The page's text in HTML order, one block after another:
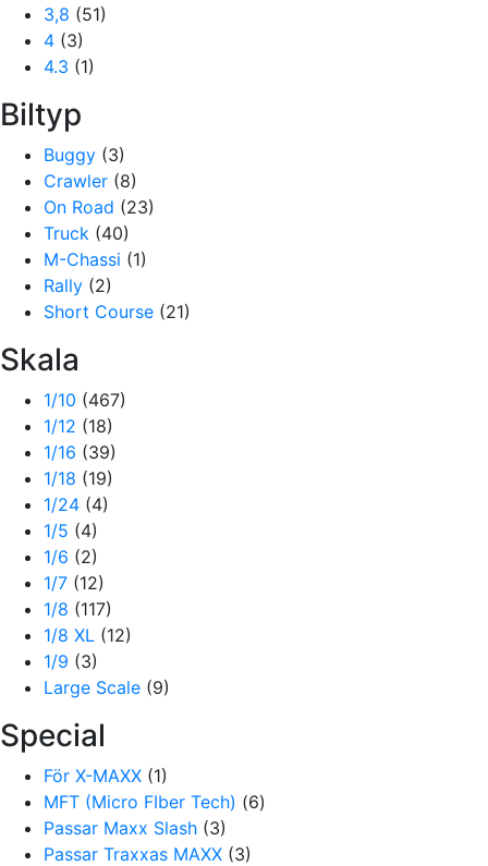
3,8 (51)
4 (3)
4.3 (1)
Biltyp
Buggy (3)
Crawler (8)
On Road (23)
Truck (40)
M-Chassi (1)
Rally (2)
Short Course (21)
Skala
1/10 (467)
1/12 (18)
1/16 (39)
1/18 (19)
1/24 (4)
1/5 (4)
1/6 (2)
1/7 (12)
1/8 (117)
1/8 XL (12)
1/9 (3)
Large Scale (9)
Special
För X-MAXX (1)
MFT (Micro FIber Tech) (6)
Passar Maxx Slash (3)
Passar Traxxas MAXX (3)